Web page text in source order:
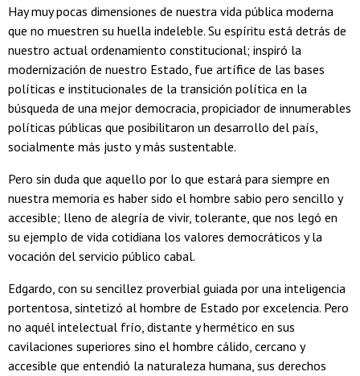
Hay muy pocas dimensiones de nuestra vida pública moderna
que no muestren su huella indeleble. Su espíritu está detrás de
nuestro actual ordenamiento constitucional; inspiró la
modernización de nuestro Estado, fue artífice de las bases
políticas e institucionales de la transición política en la
búsqueda de una mejor democracia, propiciador de innumerables
políticas públicas que posibilitaron un desarrollo del país,
socialmente más justo y más sustentable.
Pero sin duda que aquello por lo que estará para siempre en
nuestra memoria es haber sido el hombre sabio pero sencillo y
accesible; lleno de alegría de vivir, tolerante, que nos legó en
su ejemplo de vida cotidiana los valores democráticos y la
vocación del servicio público cabal.
Edgardo, con su sencillez proverbial guiada por una inteligencia
portentosa, sintetizó al hombre de Estado por excelencia. Pero
no aquél intelectual frío, distante y hermético en sus
cavilaciones superiores sino el hombre cálido, cercano y
accesible que entendió la naturaleza humana, sus derechos